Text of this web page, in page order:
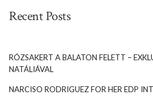
Recent Posts
RÓZSAKERT A BALATON FELETT –
NATÁLIÁVAL
NARCISO RODRIGUEZ FOR HER EDP